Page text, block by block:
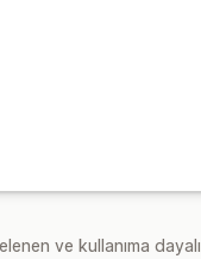
ve kullanıma